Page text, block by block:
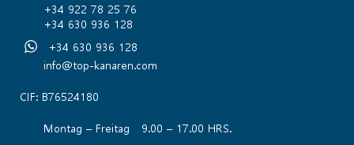
+34 922 78 25 76
+34 630 936 128
+34 630 936 128
info@top-kanaren.com
CIF: B76524180
Montag – Freitag 9.00 – 17.00 HRS.